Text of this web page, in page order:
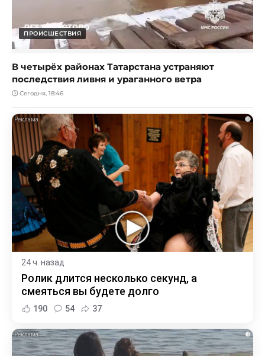
ПРОИСШЕСТВИЯ
В четырёх районах Татарстана устраняют
последствия ливня и ураганного ветра
Сегодня, 18:46
i
24 ч. назад
Ролик длится несколько секунд, а
смеяться вы будете долго
190 54 37
i